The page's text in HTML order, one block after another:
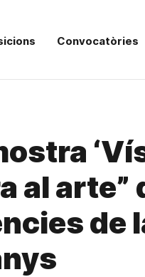
Convocatòries
al arte”
de